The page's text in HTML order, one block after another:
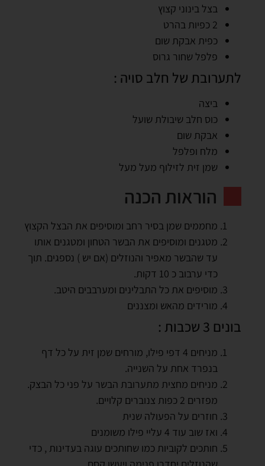
בצל בינוני קצוץ
2 כפיות בהרט
כפית אבקת שום
פלפל שחור גרוס
לתערובת של חלב סויה :
ביצה
כוס חלב שיבולת שועל
אבקת שום
מלח ופלפל
שמן זית לזילוף מעל מעל
הוראות הכנה
מחממים שמן בסיר רחב ומוסיפים את הבצל הקצוץ
מטגנים ומוסיפים את הבשר הטחון ומטגנים אותו
עד שהבשר מאפיר והנוזלים (אם יש ) נספגים. תוך
כדי ערבוב כ 10 דקות.
מוסיפים את כל התבלינים ומערבבים היטב.
מורידים מהאש ומצננים
בונים 3 שכבות :
מניחים 4 דפי פילו, מורחים שמן זית על כל דף
בנפרד אחת על השנייה.
מניחים מחצית מתערובת הבשר על פני כל הבצק.
מפזרים 2 כפות צנוברים קלויים.
חוזרים על הפעולה שנית
ואז שוב עוד 4 עליי פילו משומנים
חותכים לקוביות כמו שחותכים עוגה בעדינות , כדי